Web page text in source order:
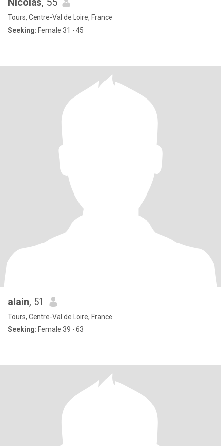
Nicolás, 55
Tours, Centre-Val de Loire, France
Seeking: Female 31 - 45
alain, 51
Tours, Centre-Val de Loire, France
Seeking: Female 39 - 63